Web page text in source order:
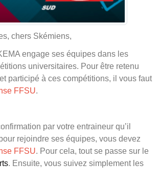
chers Skémiens,
engage ses équipes dans les
universitaires. Pour être retenu
participé à ces compétitions, il vous faut
FFSU.
par votre entraineur qu’il
rejoindre ses équipes, vous devez
FFSU. Pour cela, tout se passe sur le
. Ensuite, vous suivez simplement les